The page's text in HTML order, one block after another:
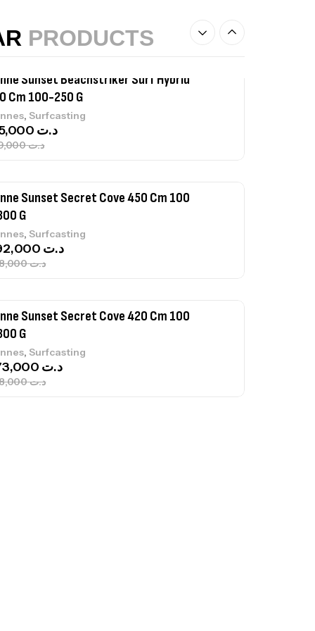
PRODUCTS
Sunset Secret Cove 450 Cm 100
G
, Surfcasting
د.ت768,000
د.ت692,000
Sunset Secret Cove 420 Cm 100
G
, Surfcasting
د.ت748,000
د.ت 673,000
Jigging Sunset Massive Attack
120/250gr 30kg
, Jigging
د.ت379,000
د.ت340,000